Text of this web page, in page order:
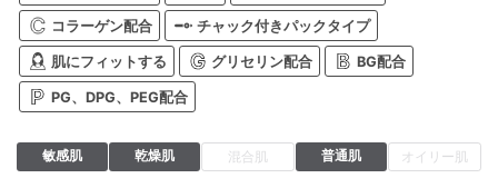
コラーゲン配合 チャック付きパックタイプ
肌にフィットする グリセリン配合 BG配合
PG、DPG、PEG配合
敏感肌 乾燥肌 混合肌 普通肌 オイリー肌